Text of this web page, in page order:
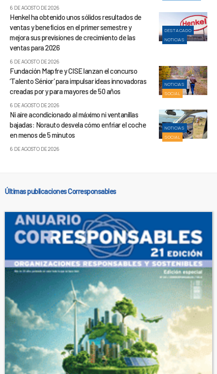
6 DE AGOSTO DE 2026
DESTACADO
NOTICIAS
Henkel ha obtenido unos sólidos resultados de
ventas y beneficios en el primer semestre y
mejora sus previsiones de crecimiento de las
ventas para 2026
6 DE AGOSTO DE 2026
NOTICIAS
SOCIAL
Fundación Mapfre y CISE lanzan el concurso
‘Talento Sénior’ para impulsar ideas innovadoras
creadas por y para mayores de 50 años
6 DE AGOSTO DE 2026
NOTICIAS
SOCIAL
Ni aire acondicionado al máximo ni ventanillas
bajadas: Norauto desvela cómo enfriar el coche
en menos de 5 minutos
6 DE AGOSTO DE 2026
Últimas publicaciones Corresponsables